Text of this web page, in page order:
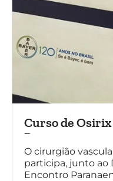
Curso de
Paranaense
O cirurgião
participa, junto ao
Encontro